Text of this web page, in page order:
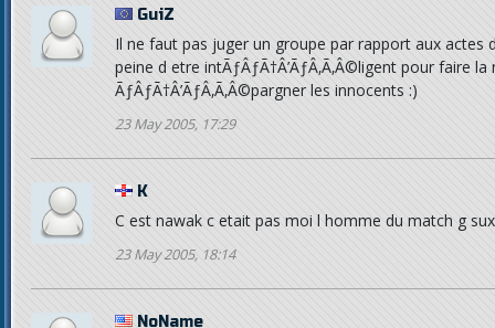
GuiZ
Il ne faut pas juger un groupe par rapport aux actes d
peine d etre intÃƒÂƒÃ†Â’ÃƒÂ‚Ã‚Â©ligent pour faire
ÃƒÂƒÃ†Â’ÃƒÂ‚Ã‚Â©pargner les innocents :)
23 May 2005, 17:29
K
C est nawak c etait pas moi l homme du match g
23 May 2005, 18:14
NoName